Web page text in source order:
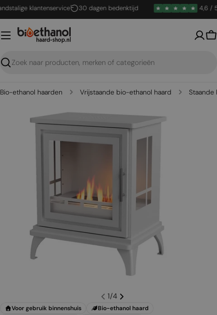
Ga
naar
inhoud
klantenservice 30 dagen bedenktijd 4,6 / 5
Zoeken
Bio-ethanol haarden Vrijstaande bio-ethanol haard Staande
Open media 0 in een venster
1/4
Voor gebruik binnenshuis
Bio-ethanol haard